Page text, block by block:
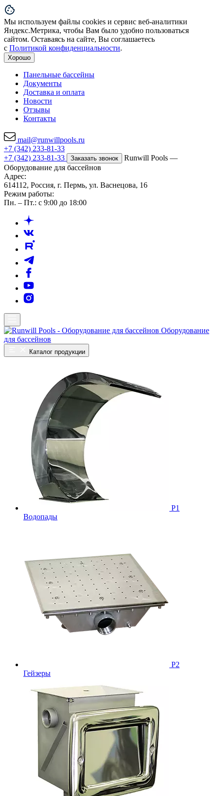
Мы используем файлы cookies и сервис веб-аналитики
Яндекс.Метрика, чтобы Вам было удобно пользоваться
сайтом. Оставаясь на сайте, Вы соглашаетесь
с Политикой конфиденциальности.
Хорошо
Панельные бассейны
Документы
Доставка и оплата
Новости
Отзывы
Контакты
mail@runwillpools.ru
+7 (342) 233-81-33
+7 (342) 233-81-33
Заказать звонок
Runwill Pools —
Оборудование для бассейнов
Адрес:
614112, Россия, г. Пермь, ул. Васнецова, 16
Режим работы:
Пн. – Пт.: с 9:00 до 18:00
Оборудование
для бассейнов
Каталог продукции
Р1
Водопады
Р2
Гейзеры